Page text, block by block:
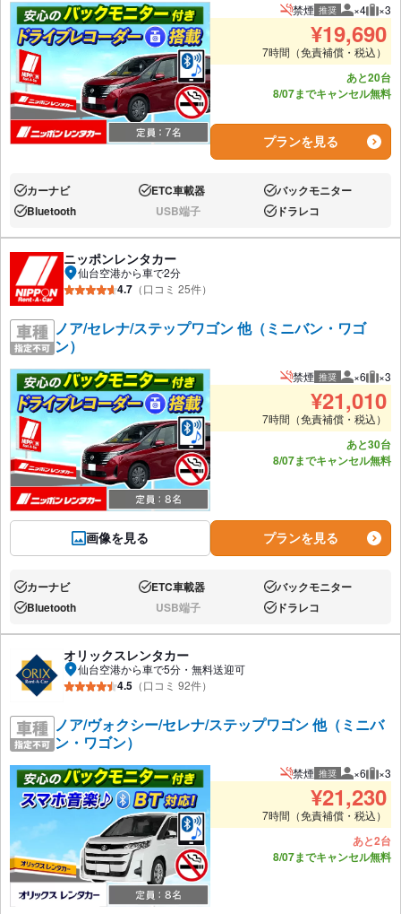
禁煙 推奨 推奨人数
×4 推
×3
¥19,690
7時間（免責補償・税込）
あと20台
8/07までキャンセル無料
プランを見る
あり:カーナビ あり:ETC車載器 あり:バックモニター
あり:Bluetooth なし:USB端子 あり:ドラレコ
ニッポンレンタカー
仙台空港から車で2分
4.7 （口コミ 25件）
ノア/セレナ/ステップワゴン 他（ミニバン・ワゴ
ン）
画像を見る
禁煙 推奨 推奨人数
×6 推
×3
¥21,010
7時間（免責補償・税込）
あと30台
8/07までキャンセル無料
プランを見る
あり:カーナビ あり:ETC車載器 あり:バックモニター
あり:Bluetooth なし:USB端子 あり:ドラレコ
オリックスレンタカー
仙台空港から車で5分・無料送迎可
4.5 （口コミ 92件）
ノア/ヴォクシー/セレナ/ステップワゴン 他（ミニバ
ン・ワゴン）
禁煙 推奨 推奨人数
×6 推
×3
¥21,230
7時間（免責補償・税込）
あと2台
8/07までキャンセル無料